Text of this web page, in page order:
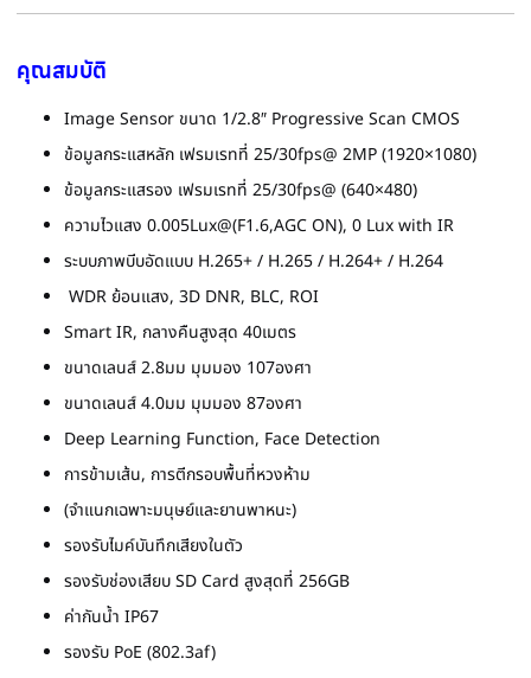
คุณสมบัติ
Image Sensor ขนาด 1/2.8″ Progressive Scan CMOS
ข้อมูลกระแสหลัก เฟรมเรทที่ 25/30fps@ 2MP (1920×1080)
ข้อมูลกระแสรอง เฟรมเรทที่ 25/30fps@ (640×480)
ความไวแสง 0.005Lux@(F1.6,AGC ON), 0 Lux with IR
ระบบภาพบีบอัดแบบ H.265+ / H.265 / H.264+ / H.264
WDR ย้อนแสง, 3D DNR, BLC, ROI
Smart IR, กลางคืนสูงสุด 40เมตร
ขนาดเลนส์ 2.8มม มุมมอง 107องศา
ขนาดเลนส์ 4.0มม มุมมอง 87องศา
Deep Learning Function, Face Detection
การข้ามเส้น, การตีกรอบพื้นที่หวงห้าม
(จำแนกเฉพาะมนุษย์และยานพาหนะ)
รองรับไมค์บันทึกเสียงในตัว
รองรับช่องเสียบ SD Card สูงสุดที่ 256GB
ค่ากันน้ำ IP67
รองรับ PoE (802.3af)